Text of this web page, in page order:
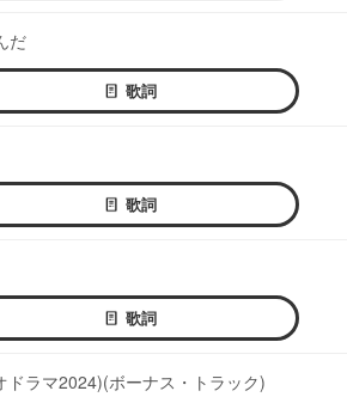
だ
歌詞
歌詞
歌詞
ラマ2024)(ボーナス・トラック)